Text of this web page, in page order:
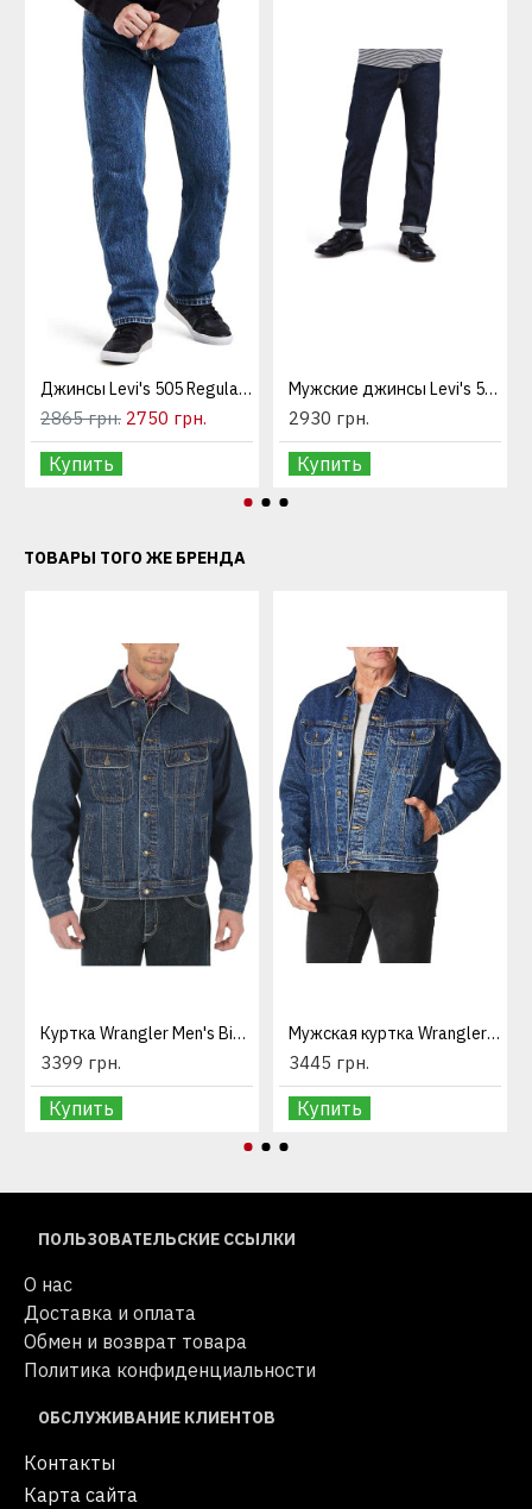
Джинсы Levi's 505 Regular Fit Medium Stonewash
2865 грн. 2750 грн.
Купить
Мужские джинсы Levi's 501 Original Fit The Rose
2930 грн.
Купить
ТОВАРЫ ТОГО ЖЕ БРЕНДА
Куртка Wrangler Men's Big and Tall Unlined Denim Jacket Antique Indigo
3399 грн.
Купить
Мужская куртка Wrangler Men's Rugged Flannel Lined Denim Jacket
3445 грн.
Купить
ПОЛЬЗОВАТЕЛЬСКИЕ ССЫЛКИ
О нас
Доставка и оплата
Обмен и возврат товара
Политика конфиденциальности
ОБСЛУЖИВАНИЕ КЛИЕНТОВ
Контакты
Карта сайта